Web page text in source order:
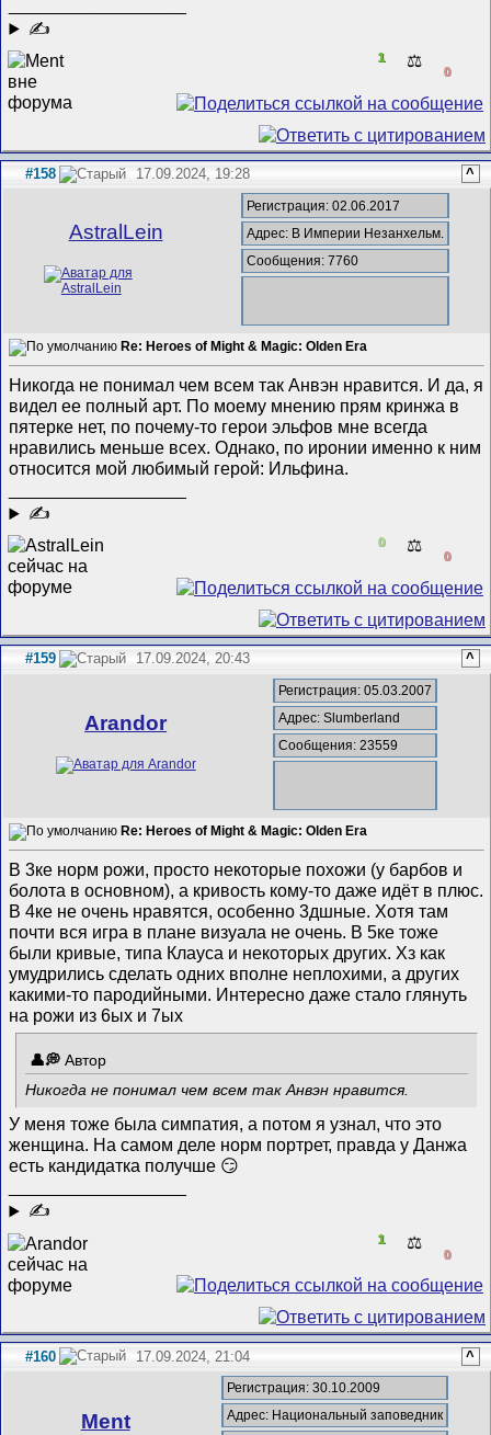
✍
1 ⚖️
0
#158 17.09.2024, 19:28 ^
AstralLein
Регистрация: 02.06.2017
Адрес: В Империи Незанхельм.
Сообщения: 7760
Re: Heroes of Might & Magic: Olden Era
Никогда не понимал чем всем так Анвэн нравится. И да, я
видел ее полный арт. По моему мнению прям кринжа в
пятерке нет, по почему-то герои эльфов мне всегда
нравились меньше всех. Однако, по иронии именно к ним
относится мой любимый герой: Ильфина.
✍
0 ⚖️
0
#159 17.09.2024, 20:43 ^
Arandor
Регистрация: 05.03.2007
Адрес: Slumberland
Сообщения: 23559
Re: Heroes of Might & Magic: Olden Era
В 3ке норм рожи, просто некоторые похожи (у барбов и
болота в основном), а кривость кому-то даже идёт в плюс.
В 4ке не очень нравятся, особенно 3дшные. Хотя там
почти вся игра в плане визуала не очень. В 5ке тоже
были кривые, типа Клауса и некоторых других. Хз как
умудрились сделать одних вполне неплохими, а других
какими-то пародийными. Интересно даже стало глянуть
на рожи из 6ых и 7ых
Автор
Никогда не понимал чем всем так Анвэн нравится.
У меня тоже была симпатия, а потом я узнал, что это
женщина. На самом деле норм портрет, правда у Данжа
есть кандидатка получше 😏
✍
1 ⚖️
0
#160 17.09.2024, 21:04 ^
Ment
Регистрация: 30.10.2009
Адрес: Национальный заповедник